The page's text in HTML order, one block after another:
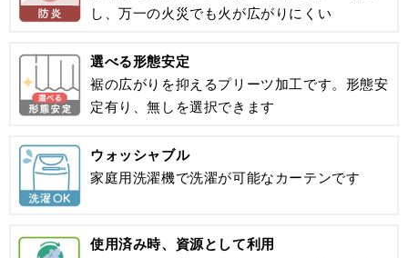
し、万一の火災でも火が広がりにくい
選べる形態安定
裾の広がりを抑えるプリーツ加工です。形態安
定有り、無しを選択できます
ウォッシャブル
家庭用洗濯機で洗濯が可能なカーテンです
使用済み時、資源として利用